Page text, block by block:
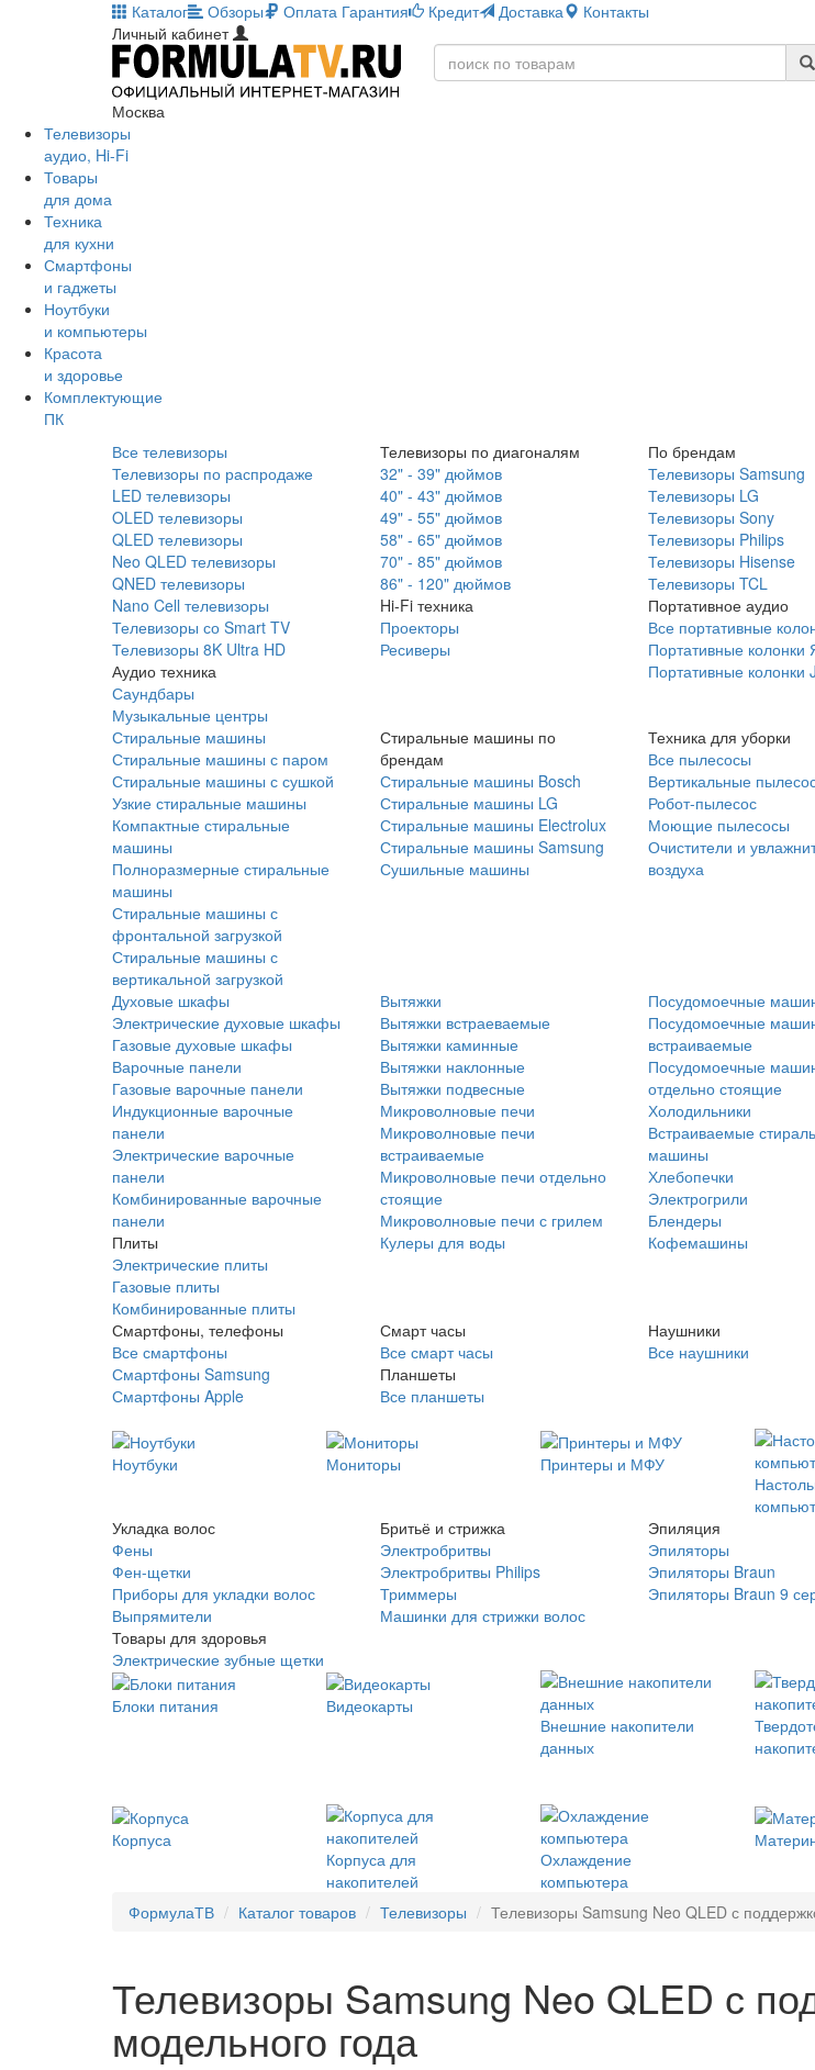
Каталог Обзоры Оплата Гарантия Кредит Доставка
Контакты
Личный кабинет
Москва
Телевизоры
аудио, Hi-Fi
Товары
для дома
Техника
для кухни
Смартфоны
и гаджеты
Ноутбуки
и компьютеры
Красота
и здоровье
Комплектующие
ПК
Все телевизоры
Телевизоры по распродаже
LED телевизоры
OLED телевизоры
QLED телевизоры
Neo QLED телевизоры
QNED телевизоры
Nano Cell телевизоры
Телевизоры со Smart TV
Телевизоры 8K Ultra HD
Аудио техника
Саундбары
Музыкальные центры
Телевизоры по диагоналям
32" - 39" дюймов
40" - 43" дюймов
49" - 55" дюймов
58" - 65" дюймов
70" - 85" дюймов
86" - 120" дюймов
Hi-Fi техника
Проекторы
Ресиверы
По брендам
Телевизоры Samsung
Телевизоры LG
Телевизоры Sony
Телевизоры Philips
Телевизоры Hisense
Телевизоры TCL
Портативное аудио
Все портативные
Портативные колонки
Портативные колонки
Стиральные машины
Стиральные машины с паром
Стиральные машины с сушкой
Узкие стиральные машины
Компактные стиральные
машины
Полноразмерные стиральные
машины
Стиральные машины с
фронтальной загрузкой
Стиральные машины с
вертикальной загрузкой
Стиральные машины по
брендам
Стиральные машины Bosch
Стиральные машины LG
Стиральные машины Electrolux
Стиральные машины Samsung
Сушильные машины
Техника для уборки
Все пылесосы
Вертикальные
Робот-пылесос
Моющие пылесосы
Очистители и
воздуха
Духовые шкафы
Электрические духовые шкафы
Газовые духовые шкафы
Варочные панели
Газовые варочные панели
Индукционные варочные
панели
Электрические варочные
панели
Комбинированные варочные
панели
Плиты
Электрические плиты
Газовые плиты
Комбинированные плиты
Вытяжки
Вытяжки встраеваемые
Вытяжки каминные
Вытяжки наклонные
Вытяжки подвесные
Микроволновые печи
Микроволновые печи
встраиваемые
Микроволновые печи отдельно
стоящие
Микроволновые печи с грилем
Кулеры для воды
Посудомоечные
Посудомоечные
встраиваемые
Посудомоечные
отдельно стоящие
Холодильники
Встраиваемые
машины
Хлебопечки
Электрогрили
Блендеры
Кофемашины
Смартфоны, телефоны
Все смартфоны
Смартфоны Samsung
Смартфоны Apple
Смарт часы
Все смарт часы
Планшеты
Все планшеты
Наушники
Все наушники
Ноутбуки Мониторы
Принтеры и МФУ
Укладка волос
Фены
Фен-щетки
Приборы для укладки волос
Выпрямители
Товары для здоровья
Электрические зубные щетки
Бритьё и стрижка
Электробритвы
Электробритвы Philips
Триммеры
Машинки для стрижки волос
Эпиляция
Эпиляторы
Эпиляторы Braun
Эпиляторы Braun 9
Блоки питания
Видеокарты
Внешние накопители
данных
Корпуса
Корпуса для
накопителей
Охлаждение
компьютера
ФормулаТВ Каталог товаров Телевизоры Телевизоры Samsung Neo QLED с
Телевизоры Samsung Neo QLED с
модельного года